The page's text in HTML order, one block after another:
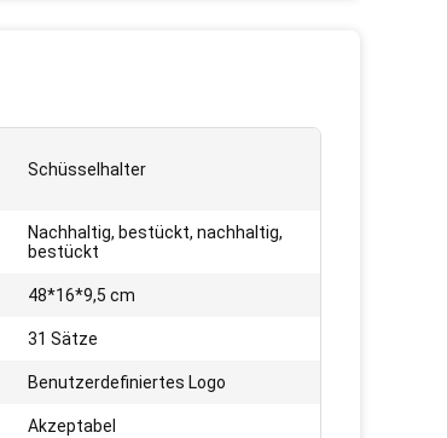
Schüsselhalter
Nachhaltig, bestückt, nachhaltig,
bestückt
48*16*9,5 cm
31 Sätze
Benutzerdefiniertes Logo
Akzeptabel